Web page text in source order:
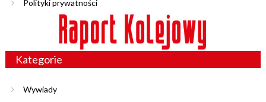
Polityki prywatności
Kategorie
Wywiady